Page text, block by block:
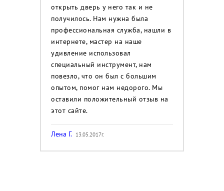
открыть дверь у него так и не
получилось. Нам нужна была
профессиональная служба, нашли в
интернете, мастер на наше
удивление использовал
специальный инструмент, нам
повезло, что он был с большим
опытом, помог нам недорого. Мы
оставили положительный отзыв на
этот сайте.
Лена Г. 13.05.2017г.